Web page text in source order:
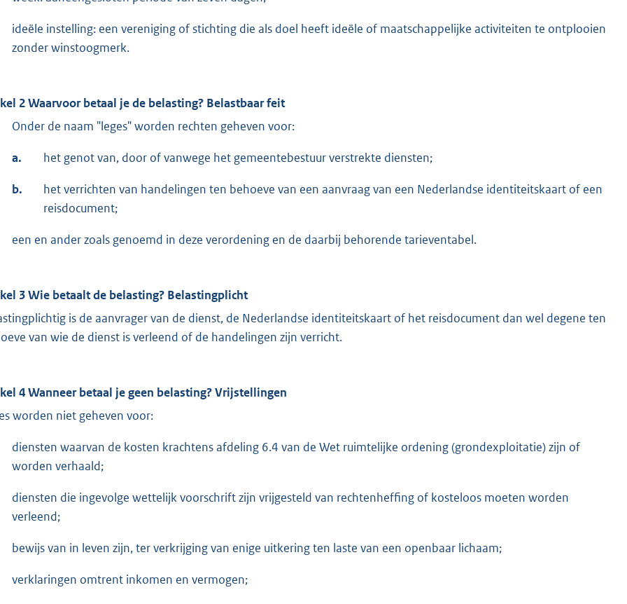
ideële instelling: een vereniging of stichting die als doel heeft ideële of maatschappelijke activiteiten te ontplooien
zonder winstoogmerk.
2 Waarvoor betaal je de belasting? Belastbaar feit
Onder de naam "leges" worden rechten geheven voor:
a. het genot van, door of vanwege het gemeentebestuur verstrekte diensten;
b.
het verrichten van handelingen ten behoeve van een aanvraag van een Nederlandse identiteitskaart of een
reisdocument;
een en ander zoals genoemd in deze verordening en de daarbij behorende tarieventabel.
3 Wie betaalt de belasting? Belastingplicht
is de aanvrager van de dienst, de Nederlandse identiteitskaart of het reisdocument dan wel degene ten
van wie de dienst is verleend of de handelingen zijn verricht.
4 Wanneer betaal je geen belasting? Vrijstellingen
worden niet geheven voor:
diensten waarvan de kosten krachtens afdeling 6.4 van de Wet ruimtelijke ordening (grondexploitatie) zijn of
worden verhaald;
diensten die ingevolge wettelijk voorschrift zijn vrijgesteld van rechtenheffing of kosteloos moeten worden
verleend;
bewijs van in leven zijn, ter verkrijging van enige uitkering ten laste van een openbaar lichaam;
verklaringen omtrent inkomen en vermogen;